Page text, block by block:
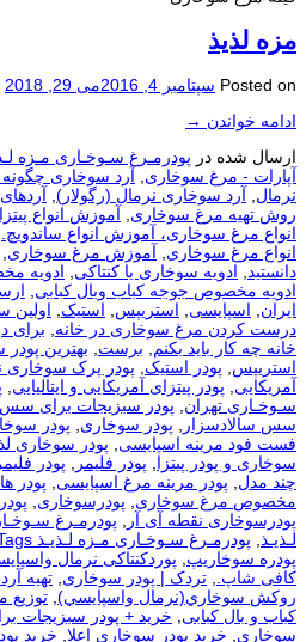
مزه لذیذ
Posted on سپتامبر 4, 2016 می 29, 2018
ادامه خواندن →
ارسال شده در پودرمـرغ سـوخـاری مـزه
آپارات - مرغ سوخاری, آرد سوخاری چگونه
نرمال, آرد سوخاری نرمال (رگولار),
روش تهیه مرغ سوخاری, آموزش انواع پیتزا
انواع مرغ سوخاری، آموزش انواع ساندویچ.
انواع مرغ سوخاری, آموزش مرغ سوخاری,
دانستید, ادویه سوخاری یا کنتاکی, ادویه
ادویه مخصوص جوجه کباب وبال کبابی,
ایران, اسپایسی, استریپس, استیک, اولین
درست كردن مرغ سوخاری در خانه, برای
خانه چه كار باید بكنم, برست, بهترین
استریپس, پودر استیک, پودر پرک سوخاری
آمریکایی, پودر پیتزای آمریکایی و ایتالیایی,
سـوخـاری تهران, پودر سبزیجات برای سس
سس سالادسزار , پودر سوخاری, پودر
فست فود مرینه اسپایسی, پودر سوخاری
سوخاری و پودر پیتزا, پودر فلیمر , پودر
چند مدل, پودر مرینه مرغ اسپایسی, پودر
مخصوص مرغ سوخاری, پودرسوخاری,
پودرسوخاری نقطه آی آر , پودرمـرغ
لـذیـذ, پودرمـرغ سـوخـاری مـزه لـذیـذ Tags: آرد سوخاری
پودره سوخاریپ, پوردکنتاکی نرمال
کافی شاپ., تردک | پودر سوخاری, تهيه
روکش سوخاري(نرمال واسپايسي),
کباب و بال کبابی, خرید + پودر سبزیجات
سوخاری, خرید پودر سوخاری اعلا, خرید